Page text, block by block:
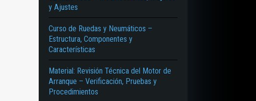
y Ajustes
Curso de Ruedas y Neumáticos –
Estructura, Componentes y
Características
Material: Revisión Técnica del Motor de
Arranque – Verificación, Pruebas y
Procedimientos